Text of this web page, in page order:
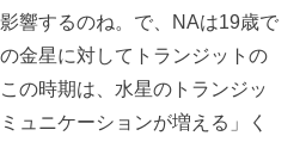
響するのね。で、NAは19歳で
金星に対してトランジットの
の時期は、水星のトランジッ
ュニケーションが増える」く